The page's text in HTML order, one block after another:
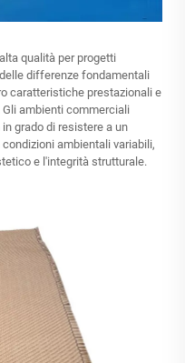
qualità per progetti
differenze fondamentali
caratteristiche prestazionali e
ambienti commerciali
grado di resistere a un
ambientali variabili,
e l'integrità strutturale.